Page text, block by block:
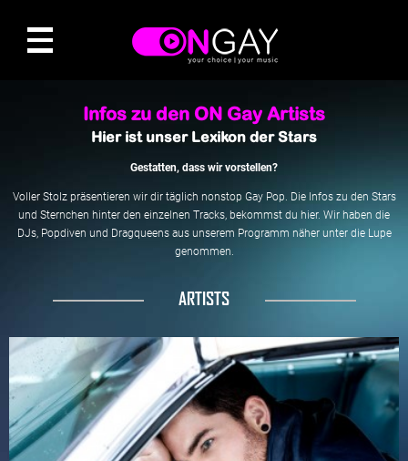
Infos zu den ON Gay Artists
Hier ist unser Lexikon der Stars
Gestatten, dass wir vorstellen?
Voller Stolz präsentieren wir dir täglich nonstop Gay Pop. Die Infos zu den Stars
und Sternchen hinter den einzelnen Tracks, bekommst du hier. Wir haben die
DJs, Popdiven und Dragqueens aus unserem Programm näher unter die Lupe
genommen.
ARTISTS